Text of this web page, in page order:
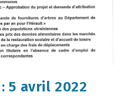
5 avril 2022